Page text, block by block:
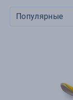
Популярные